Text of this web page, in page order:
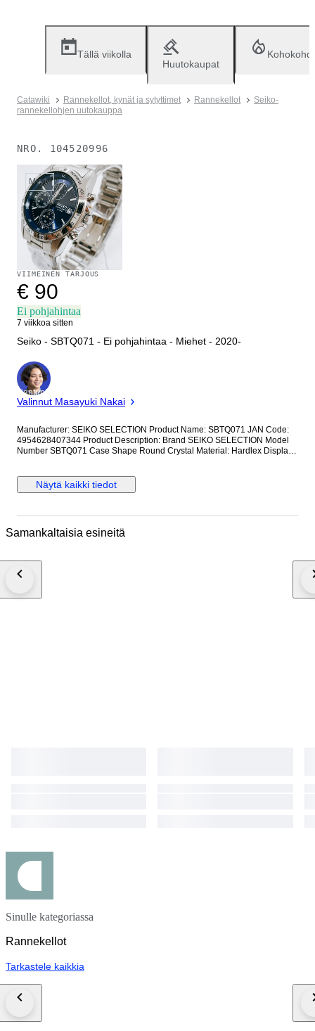
Tällä viikolla
Huutokaupat
Catawiki Rannekellot, kynät ja sytyttimet Rannekellot
Seiko-
rannekellohjen uutokauppa
NRO. 104520996
Myyty
VIIMEINEN TARJOUS
€ 90
Ei pohjahintaa
7 viikkoa sitten
Seiko - SBTQ071 - Ei pohjahintaa - Miehet - 2020-
asiantuntija
Valinnut Masayuki Nakai
Manufacturer: SEIKO SELECTION Product Name: SBTQ071 JAN Code:
4954628407344 Product Description: Brand SEIKO SELECTION Model
Number SBTQ071 Case Shape Round Crystal Material: Hardlex Display
Material/Type: Stainless Steel Band Size: Men's Standard Band Width: 20
millimeters Band Color: Silver Dial Color: Blue Bezel Material: Stainless
Other Functions: Chronograph Movement: Quartz SBTQ071 Quartz 10
warranty card included; not stamped or dated
Näytä kaikki tiedot
Samankaltaisia esineitä
Sinulle kategoriassa
Rannekellot
Tarkastele kaikkia